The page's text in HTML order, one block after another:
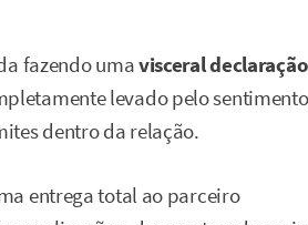
fazendo umavisceral declaração
levado pelo
dentro da relação.
entrega total ao parceiro